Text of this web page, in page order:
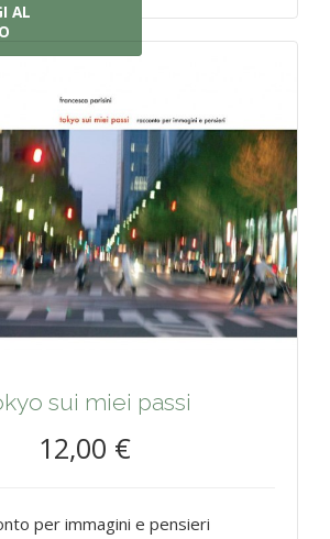
AL
sui miei passi
12,00 €
per immagini e pensieri